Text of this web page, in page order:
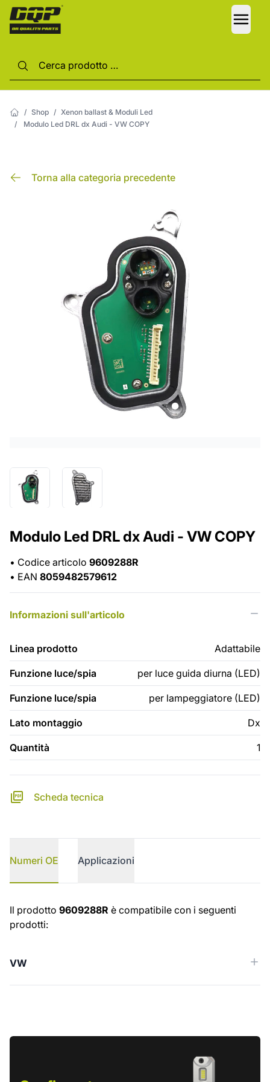
/ Shop / Xenon ballast & Moduli Led
/
Modulo Led DRL dx Audi - VW COPY
Torna alla categoria precedente
Modulo Led DRL dx Audi - VW COPY
• Codice articolo 9609288R
• EAN 8059482579612
Informazioni sull'articolo
Linea prodotto Adattabile
Funzione luce/spia per luce guida diurna (LED)
Funzione luce/spia per lampeggiatore (LED)
Lato montaggio Dx
Quantità 1
Scheda tecnica
Numeri OE Applicazioni
Numeri OE
Il prodotto 9609288R è compatibile con i seguenti
prodotti:
VW